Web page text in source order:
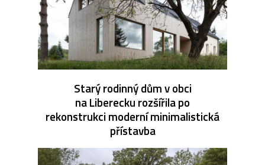
Starý rodinný dům v obci
na Liberecku rozšířila po
rekonstrukci moderní minimalistická
přístavba